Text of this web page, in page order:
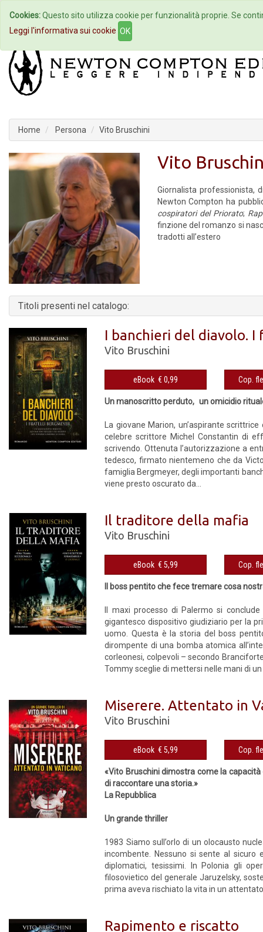
Home Autori Eventi
Home Persona Vito Bruschini
Vito
Giornalista professionista,
Newton Compton ha
cospiratori del Priorato;
finzione del romanzo si
tradotti all’estero
Titoli presenti nel catalogo:
I banchieri del diavolo.
Vito Bruschini
eBook € 0,99
Un manoscritto perduto, un omicidio
La giovane Marion, un’aspirante
celebre scrittore Michel Constantin di
scrivendo. Ottenuta l’autorizzazione a
tedesco, firmato nientemeno che da
famiglia Bergmeyer, degli importanti
viene presto oscurato da...
Il traditore della mafia
Vito Bruschini
eBook € 5,99
Il boss pentito che fece tremare cosa
Il maxi processo di Palermo si
gigantesco dispositivo giudiziario per la
uomo. Questa è la storia del boss
dirompente di una bomba atomica
corleonesi, colpevoli – secondo
Tommy sceglie di mettersi nelle mani di
Miserere. Attentato in
Vito Bruschini
eBook € 5,99
«Vito Bruschini dimostra come la
di raccontare una storia.»
La Repubblica
Un grande thriller
1983 Siamo sull’orlo di un olocausto
incombente. Nessuno si sente al sicuro
diplomatici, tesissimi. In Polonia gli
filosovietico del generale Jaruzelsky,
prima aveva rischiato la vita in un
Rapimento e riscatto
Cookies:Questo sito utilizza cookie per funzionalità proprie. Se
Leggi l'informativa sui cookie OK